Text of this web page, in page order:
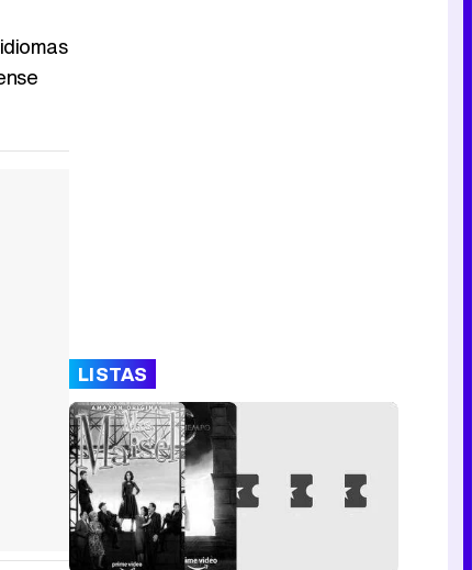
Canción ganadora de Eurovisión 2026: DARA con "Bangaranga" por Bulgaria
LISTAS